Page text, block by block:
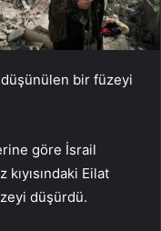
düşünülen bir füzeyi
göre İsrail
Eilat
düşürdü.